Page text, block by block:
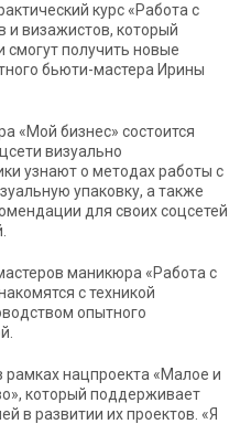
курс «Работа с
и визажистов, который
смогут получить новые
бьюти-мастера Ирины
«Мой бизнес» состоится
визуально
узнают о методах работы с
упаковку, а также
для своих соцсетей
маникюра «Работа с
с техникой
опытного
нацпроекта «Малое и
который поддерживает
в развитии их проектов. «Я